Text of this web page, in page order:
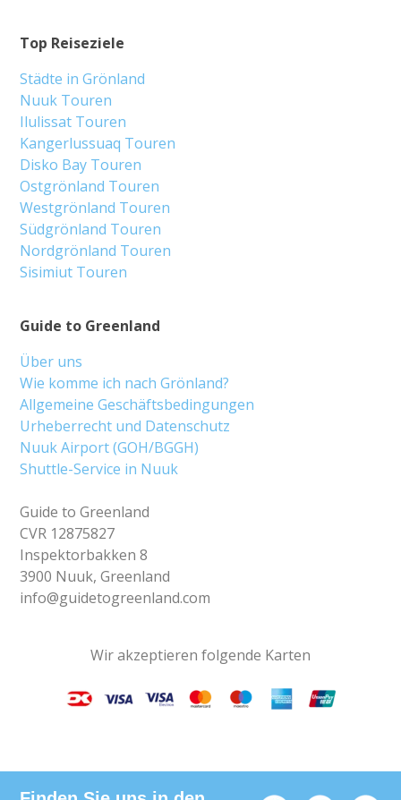
Guide to Greenland
Über uns
Wie komme ich nach Grönland?
Allgemeine Geschäftsbedingungen
Urheberrecht und Datenschutz
Nuuk Airport (GOH/BGGH)
Shuttle-Service in Nuuk
Guide to Greenland
CVR 12875827
Inspektorbakken 8
3900 Nuuk, Greenland
info@guidetogreenland.com
Top Reiseziele
Städte in Grönland
Nuuk Touren
Ilulissat Touren
Kangerlussuaq Touren
Disko Bay Touren
Ostgrönland Touren
Westgrönland Touren
Südgrönland Touren
Nordgrönland Touren
Sisimiut Touren
Wir akzeptieren folgende Karten